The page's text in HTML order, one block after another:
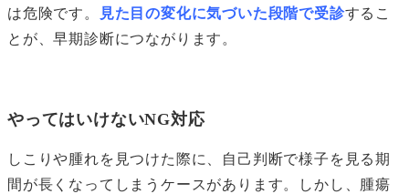
は危険です。
見た目の変化に気づいた段階で受診するこ
とが、早期診断につながります。
やってはいけないNG対応
しこりや腫れを見つけた際に、自己判断で様子を見る期
間が長くなってしまうケースがあります。しかし、腫瘍